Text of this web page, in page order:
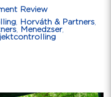
Review
, Horváth & Partners,
, Menedzser,